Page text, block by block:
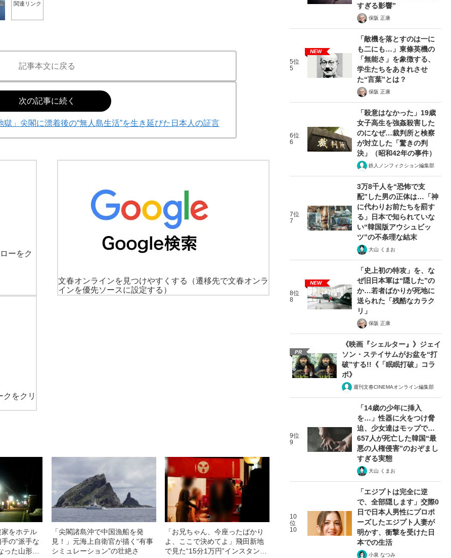
関連リンク
記事本文に戻る
次の記事に続く
獄」尖閣に漂着後の“無人島生活”を生き延びた日本人の証言
ーをク
文春オンラインを見つけやすくする
（遷移先で文春オンラ
インを優先ソースに設定する）
クをクリ
家をホテル
の“派手な
った山形の
「尖閣諸島沖で中国漁船を発
見！」元海上自衛官が描く“有事
シミュレーション”の壮絶さ
「お兄ちゃん、今座ったばかり
よ、ここで決めてよ」飛田新地
で見た“15分1万円”インスタント
すぎる影響”
保阪 正康
5位
5
NEW
「敵機を落とすのは一に
も二にも…」東條英機の
「無能さ」を象徴する、
学生たちをあきれさせ
た“言葉”とは？
保阪 正康
6位
6
「殺意はなかった」19歳
女子高生を強姦殺害した
のになぜ…裁判所と検察
が対立した「驚きの判
決」（昭和42年の事件）
鉄人ノンフィクション編集部
7位
7
3万8千人を“恐怖で支
配”した男の正体は…「神
に代わりお前たちを罰す
る」日本で知られていな
い“韓国版アウシュビッ
ツ”の不条理な結末
大山 くまお
8位
8
NEW
「史上初の特攻」を、な
ぜ旧日本軍は“隠した”の
か…若者ばかりが死地に
送られた「残酷なカラク
リ」
保阪 正康
PR
《映画『シェルター』》ジェイ
ソン・ステイサムがお盆を“打
破”する!!《「眠眠打破」コラ
ボ》
週刊文春CINEMAオンライン編集部
9位
9
「14歳の少年に挿入
を…」性器に火をつけ脅
迫、少女達はモップで…
657人が死亡した韓国“最
悪の人権侵害”のおぞまし
すぎる実態
大山 くまお
10
位
10
「エジプトは完全に逆
で、全部隠します」交際0
日で日本人男性にプロポ
ーズしたエジプト人妻が
明かす、衝撃を受けた日
本での生活
小泉 なつみ